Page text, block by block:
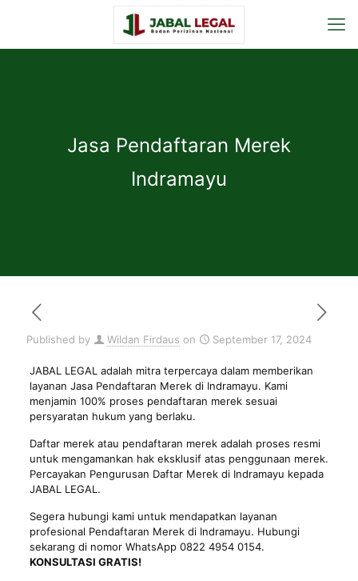
Jasa Pendaftaran Merek
Indramayu
Published by Wildan Firdaus on September 17, 2024
JABAL LEGAL adalah mitra terpercaya dalam memberikan
layanan Jasa Pendaftaran Merek di Indramayu. Kami
menjamin 100% proses pendaftaran merek sesuai
persyaratan hukum yang berlaku.
Daftar merekatau pendaftaran merek adalah proses resmi
untuk mengamankan hak eksklusif atas penggunaan merek.
Percayakan Pengurusan Daftar Merek di Indramayu kepada
JABAL LEGAL.
Segera hubungi kami untuk mendapatkan layanan
profesional Pendaftaran Merek di Indramayu. Hubungi
sekarang di nomor WhatsApp 0822 4954 0154.
KONSULTASI GRATIS!